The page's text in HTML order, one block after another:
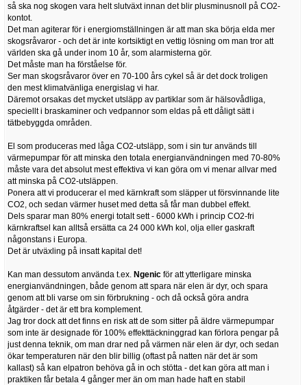
så ska nog skogen vara helt slutväxt innan det blir plusminusnoll på CO2-
kontot.
Det man agiterar för i energiomställningen är att man ska börja elda mer
skogsråvaror - och det är inte kortsiktigt en vettig lösning om man tror att
världen ska gå under inom 10 år, som alarmisterna gör.
Det måste man ha förståelse för.
Ser man skogsråvaror över en 70-100 års cykel så är det dock troligen
den mest klimatvänliga energislag vi har.
Däremot orsakas det mycket utsläpp av partiklar som är hälsovådliga,
speciellt i braskaminer och vedpannor som eldas på ett dåligt sätt i
tätbebyggda områden.
El som produceras med låga CO2-utsläpp, som i sin tur används till
värmepumpar för att minska den totala energianvändningen med 70-80%
måste vara det absolut mest effektiva vi kan göra om vi menar allvar med
att minska på CO2-utsläppen.
Ponera att vi producerar el med kärnkraft som släpper ut försvinnande lite
CO2, och sedan värmer huset med detta så får man dubbel effekt.
Dels sparar man 80% energi totalt sett - 6000 kWh i princip CO2-fri
kärnkraftsel kan alltså ersätta ca 24 000 kWh kol, olja eller gaskraft
någonstans i Europa.
Det är utväxling på insatt kapital det!
Kan man dessutom använda t.ex. Ngenic för att ytterligare minska
energianvändningen, både genom att spara när elen är dyr, och spara
genom att bli varse om sin förbrukning - och då också göra andra
åtgärder - det är ett bra komplement.
Jag tror dock att det finns en risk att de som sitter på äldre värmepumpar
som inte är designade för 100% effekttäckninggrad kan förlora pengar på
just denna teknik, om man drar ned på värmen när elen är dyr, och sedan
ökar temperaturen när den blir billig (oftast på natten när det är som
kallast) så kan elpatron behöva gå in och stötta - det kan göra att man i
praktiken får betala 4 gånger mer än om man hade haft en stabil